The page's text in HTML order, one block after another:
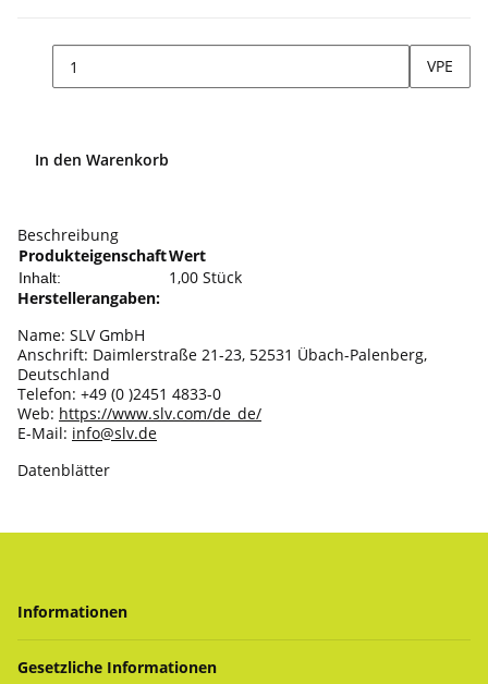
VPE
In den Warenkorb
Beschreibung
ProdukteigenschaftWert
Inhalt:
1,00 Stück
Herstellerangaben:
Name: SLV GmbH
Anschrift: Daimlerstraße 21-23, 52531 Übach-Palenberg,
Deutschland
Telefon: +49 (0 )2451 4833-0
Web: https://www.slv.com/de_de/
E-Mail: info@slv.de
Datenblätter
Informationen
Gesetzliche Informationen